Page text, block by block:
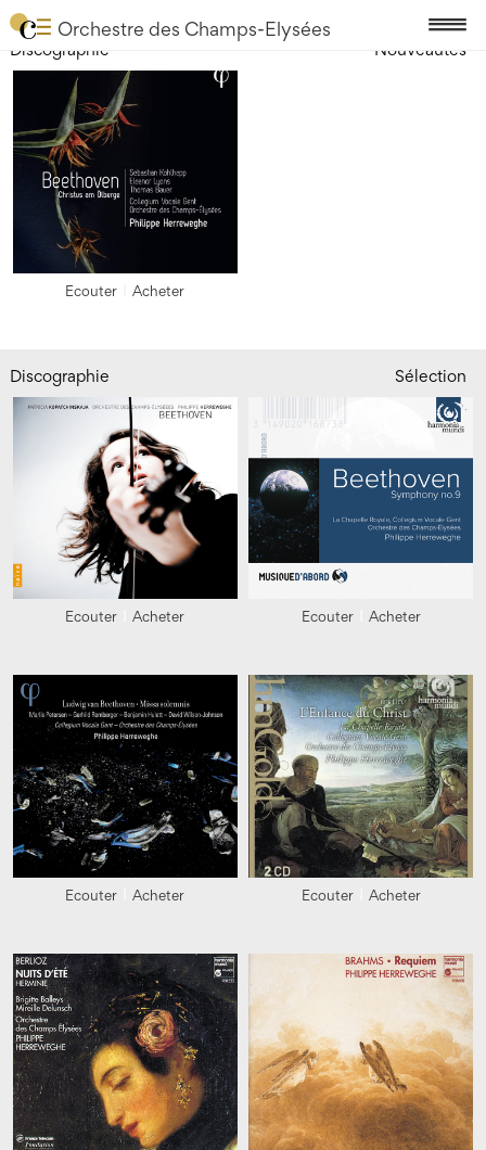
Orchestre des Champs-Elysées
Discographie Nouveautés
Ecouter Acheter
Discographie Sélection
Ecouter Acheter Ecouter Acheter
Ecouter Acheter Ecouter Acheter